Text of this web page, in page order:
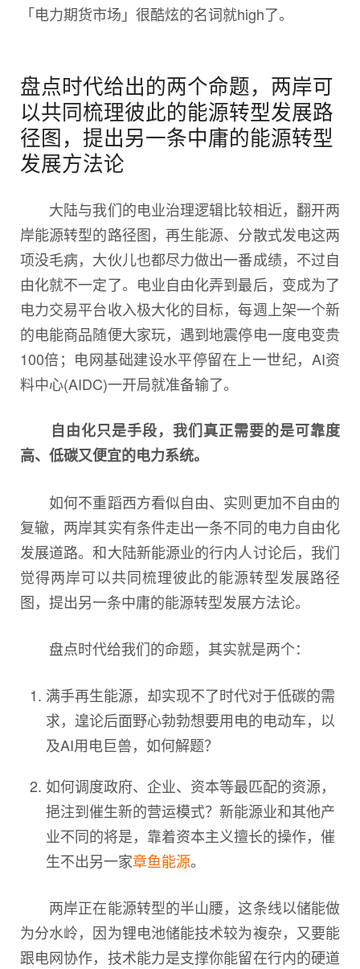
「电力期货市场」很酷炫的名词就high了。
盘点时代给出的两个命题，两岸可
以共同梳理彼此的能源转型发展路
径图，提出另一条中庸的能源转型
发展方法论
大陆与我们的电业治理逻辑比较相近，翻开两
岸能源转型的路径图，再生能源、分散式发电这两
项没毛病，大伙儿也都尽力做出一番成绩，不过自
由化就不一定了。电业自由化弄到最后，变成为了
电力交易平台收入极大化的目标，每週上架一个新
的电能商品随便大家玩，遇到地震停电一度电变贵
100倍；电网基础建设水平停留在上一世纪，AI资
料中心(AIDC)一开局就准备输了。
自由化只是手段，我们真正需要的是可靠度
高、低碳又便宜的电力系统。
如何不重蹈西方看似自由、实则更加不自由的
复辙，两岸其实有条件走出一条不同的电力自由化
发展道路。和大陆新能源业的行内人讨论后，我们
觉得两岸可以共同梳理彼此的能源转型发展路径
图，提出另一条中庸的能源转型发展方法论。
盘点时代给我们的命题，其实就是两个：
满手再生能源，却实现不了时代对于低碳的需
求，遑论后面野心勃勃想要用电的电动车，以
及AI用电巨兽，如何解题？
如何调度政府、企业、资本等最匹配的资源，
挹注到催生新的营运模式？新能源业和其他产
业不同的将是，靠着资本主义擅长的操作，催
生不出另一家章鱼能源。
两岸正在能源转型的半山腰，这条线以储能做
为分水岭，因为锂电池储能技术较为複杂，又要能
跟电网协作，技术能力是支撑你能留在行内的硬道